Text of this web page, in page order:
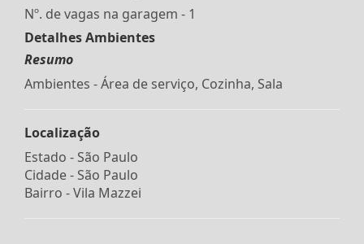
Nº. de vagas na garagem - 1
Detalhes Ambientes
Resumo
Ambientes - Área de serviço, Cozinha, Sala
Localização
Estado - São Paulo
Cidade - São Paulo
Bairro -Vila Mazzei